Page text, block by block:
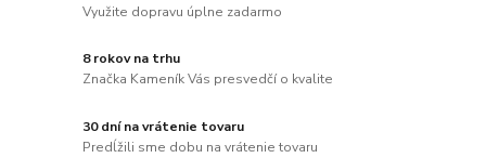
Využite dopravu úplne zadarmo
8 rokov na trhu
Značka Kameník Vás presvedčí o kvalite
30 dní na vrátenie tovaru
Predĺžili sme dobu na vrátenie tovaru